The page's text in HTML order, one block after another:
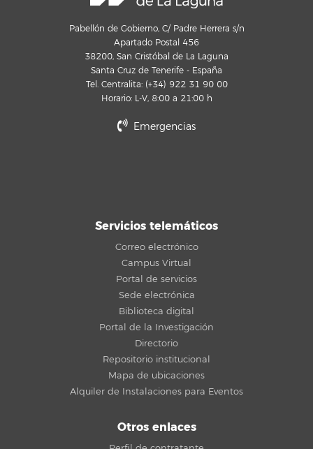
Pabellón de Gobierno, C/ Padre Herrera s/n
Apartado Postal 456
38200, San Cristóbal de La Laguna
Santa Cruz de Tenerife - España
Tel. Centralita: (+34) 922 31 90 00
Horario: L-V, 8:00 a 21:00 h
Emergencias
Servicios telemáticos
Correo electrónico
Campus Virtual
Portal de servicios
Sede electrónica
Biblioteca digital
Portal de la Investigación
Directorio
Repositorio institucional
Mapa de ubicaciones
Alquiler de Instalaciones para Eventos
Otros enlaces